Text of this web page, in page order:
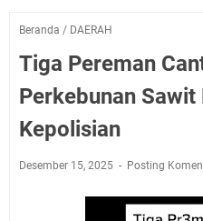
Beranda / DAERAH
Tiga Pereman
Perkebunan
Kepolisian
Desember 15, 2025 Posting